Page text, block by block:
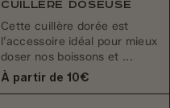
Cuillère doseuse
Cette cuillère dorée est
l’accessoire idéal pour mieux
doser nos boissons et ...
À partir de 10€